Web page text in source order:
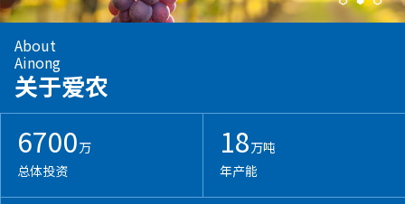
About
Ainong
关于爱农
6700万
总体投资
18万吨
年产能